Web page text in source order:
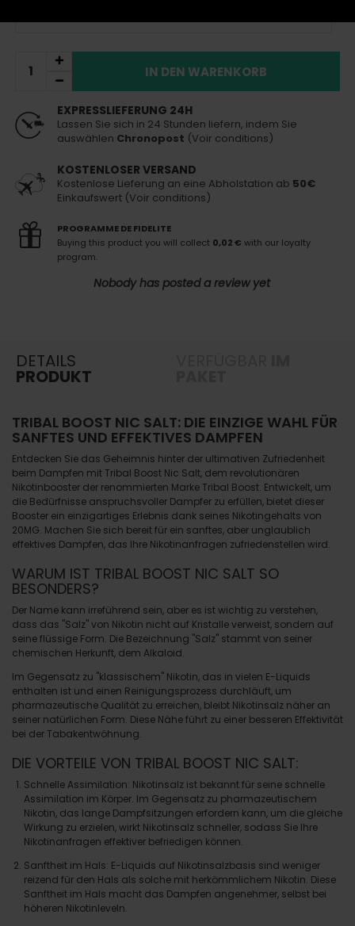
IN DEN WARENKORB
EXPRESSLIEFERUNG 24H
Lassen Sie sich in 24 Stunden liefern, indem Sie
auswählen Chronopost (Voir conditions)
KOSTENLOSER VERSAND
Kostenlose Lieferung an eine Abholstation ab 50€
Einkaufswert (Voir conditions)
PROGRAMME DE FIDELITE
Buying this product you will collect 0,02 € with our loyalty
program.
Nobody has posted a review yet
DETAILS
PRODUKT
TRIBAL BOOST NIC SALT: DIE EINZIGE WAHL FÜR
SANFTES UND EFFEKTIVES DAMPFEN
Entdecken Sie das Geheimnis hinter der ultimativen Zufriedenheit
beim Dampfen mit Tribal Boost Nic Salt, dem revolutionären
Nikotinbooster der renommierten Marke Tribal Boost. Entwickelt, um
die Bedürfnisse anspruchsvoller Dampfer zu erfüllen, bietet dieser
Booster ein einzigartiges Erlebnis dank seines Nikotingehalts von
20MG. Machen Sie sich bereit für ein sanftes, aber unglaublich
effektives Dampfen, das Ihre Nikotinanfragen zufriedenstellen wird.
WARUM IST TRIBAL BOOST NIC SALT SO
BESONDERS?
Der Name kann irreführend sein, aber es ist wichtig zu verstehen,
dass das "Salz" von Nikotin nicht auf Kristalle verweist, sondern auf
seine flüssige Form. Die Bezeichnung "Salz" stammt von seiner
chemischen Herkunft, dem Alkaloid.
Im Gegensatz zu "klassischem" Nikotin, das in vielen E-Liquids
enthalten ist und einen Reinigungsprozess durchläuft, um
pharmazeutische Qualität zu erreichen, bleibt Nikotinsalz näher an
seiner natürlichen Form. Diese Nähe führt zu einer besseren Effektivität
bei der Tabakentwöhnung.
DIE VORTEILE VON TRIBAL BOOST NIC SALT:
Schnelle Assimilation: Nikotinsalz ist bekannt für seine schnelle
Assimilation im Körper. Im Gegensatz zu pharmazeutischem
Nikotin, das lange Dampfsitzungen erfordern kann, um die gleiche
Wirkung zu erzielen, wirkt Nikotinsalz schneller, sodass Sie Ihre
Nikotinanfragen effektiver befriedigen können.
Sanftheit im Hals: E-Liquids auf Nikotinsalzbasis sind weniger
reizend für den Hals als solche mit herkömmlichem Nikotin. Diese
Sanftheit im Hals macht das Dampfen angenehmer, selbst bei
höheren Nikotinleveln.